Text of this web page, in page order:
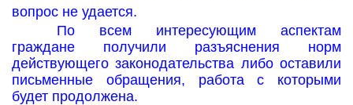
вопрос не удается.
По всем интересующим аспектам
граждане получили разъяснения норм
действующего законодательства либо оставили
письменные обращения, работа с которыми
будет продолжена.